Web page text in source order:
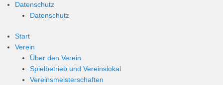
Datenschutz
Datenschutz
Start
Verein
Über den Verein
Spielbetrieb und Vereinslokal
Vereinsmeisterschaften